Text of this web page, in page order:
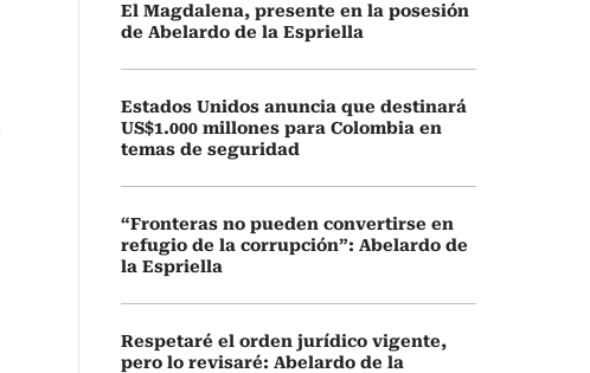
El Magdalena, presente en la posesión
de Abelardo de la Espriella
Estados Unidos anuncia que destinará
US$1.000 millones para Colombia en
temas de seguridad
“Fronteras no pueden convertirse en
refugio de la corrupción”: Abelardo de
la Espriella
Respetaré el orden jurídico vigente,
pero lo revisaré: Abelardo de la